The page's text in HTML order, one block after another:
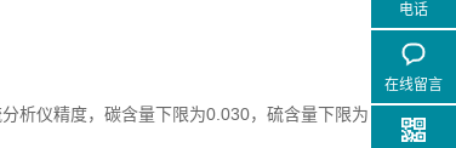
析仪精度，碳含量下限为0.030，硫含量下限为
电话
在线留言